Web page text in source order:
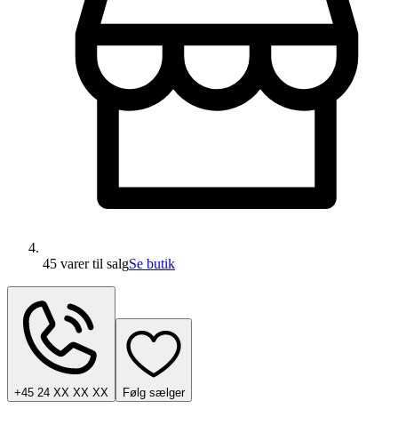
45 varertil salgSe butik
+45 24 XX XX XX Følg sælger